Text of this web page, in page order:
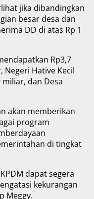
jika dibandingkan
besar desa dan
DD di atas Rp 1
Rp3,7
Negeri Hative Kecil
miliar, dan Desa
akan memberikan
program
di tingkat
dapat segera
kekurangan
Meggy.